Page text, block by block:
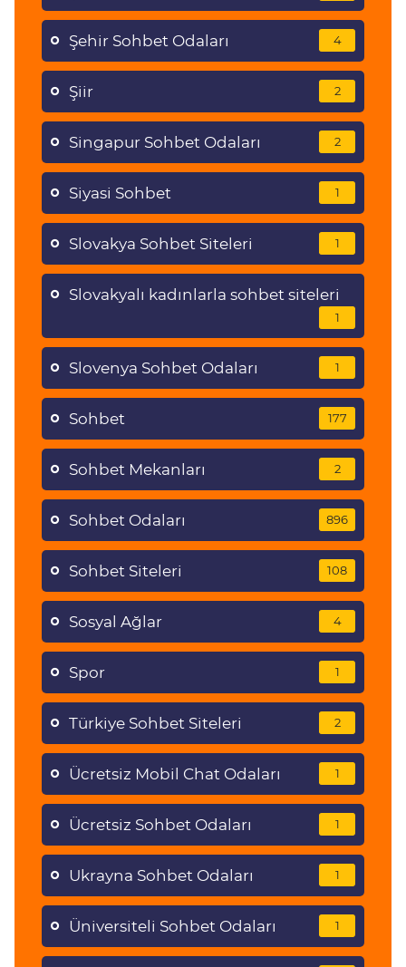
Şehir Sohbet Odaları 4
Şiir 2
Singapur Sohbet Odaları 2
Siyasi Sohbet 1
Slovakya Sohbet Siteleri 1
Slovakyalı kadınlarla sohbet siteleri
1
Slovenya Sohbet Odaları 1
Sohbet 177
Sohbet Mekanları 2
Sohbet Odaları 896
Sohbet Siteleri 108
Sosyal Ağlar 4
Spor 1
Türkiye Sohbet Siteleri 2
Ücretsiz Mobil Chat Odaları 1
Ücretsiz Sohbet Odaları 1
Ukrayna Sohbet Odaları 1
Üniversiteli Sohbet Odaları 1